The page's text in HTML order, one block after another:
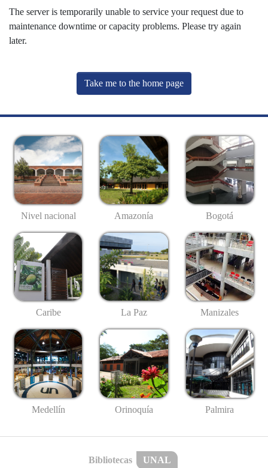
The server is temporarily unable to service your request due to
maintenance downtime or capacity problems. Please try again
later.
Take me to the home page
Nivel nacional Amazonía Bogotá
Caribe La Paz Manizales
Medellín Orinoquía Palmira
Bibliotecas UNAL